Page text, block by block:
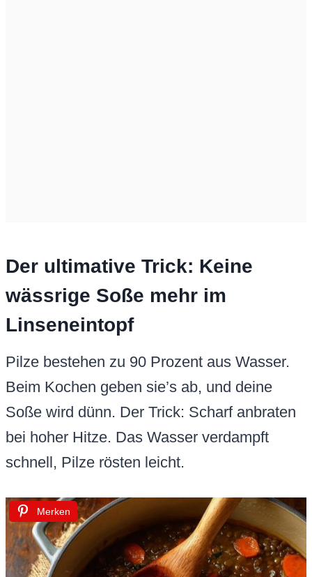
Der ultimative Trick: Keine
wässrige Soße mehr im
Linseneintopf
Pilze bestehen zu 90 Prozent aus Wasser.
Beim Kochen geben sie’s ab, und deine
Soße wird dünn. Der Trick: Scharf anbraten
bei hoher Hitze. Das Wasser verdampft
schnell, Pilze rösten leicht.
Merken